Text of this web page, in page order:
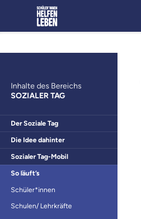
Inhalte des Bereichs
SOZIALER TAG
Der Soziale Tag
Die Idee dahinter
Sozialer Tag-Mobil
So läuft’s
Schüler*innen
Schulen/ Lehrkräfte